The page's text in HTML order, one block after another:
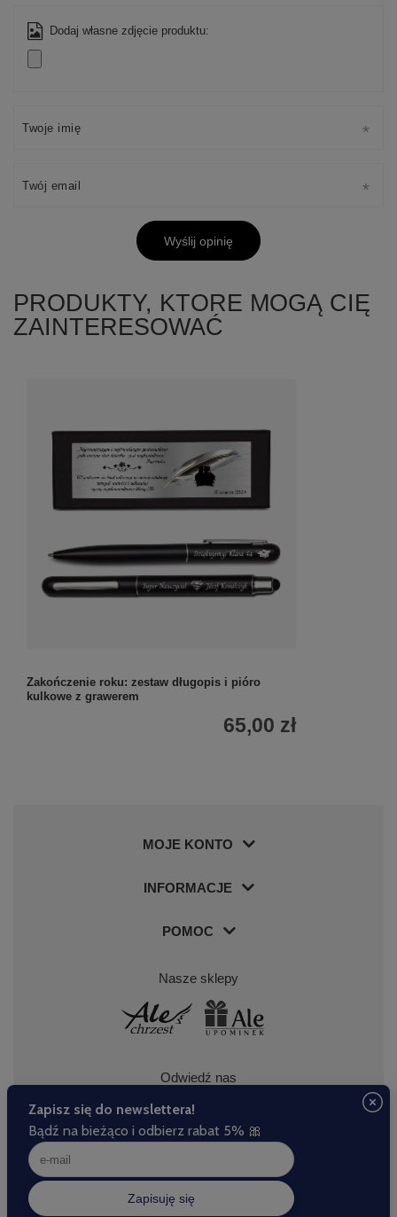
Dodaj własne zdjęcie produktu:
Twoje imię
Twój email
Wyślij opinię
PRODUKTY, KTORE MOGĄ CIĘ
ZAINTERESOWAĆ
Zakończenie roku: zestaw długopis i pióro
kulkowe z grawerem
65,00 zł
MOJE KONTO
INFORMACJE
POMOC
Nasze sklepy
Odwiedź nas